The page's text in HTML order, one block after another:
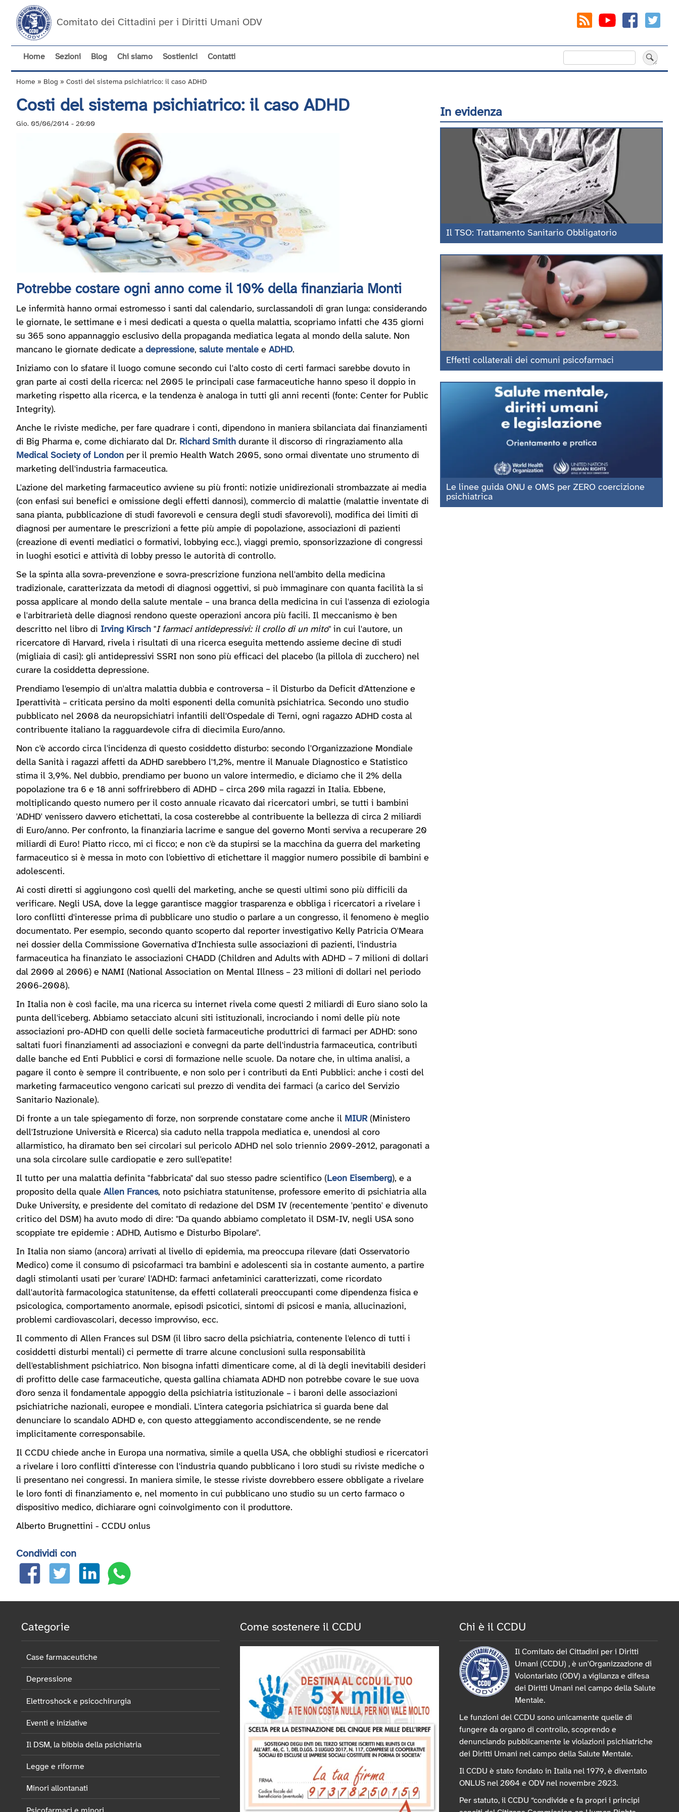
contenuto
principale
Comitato dei Cittadini per i Diritti Umani ODV
Navigazione
principale
Home Sezioni Blog Chi siamo Sostienici Contatti
Briciole
di
pane
Home Blog Costi del sistema psichiatrico: il caso ADHD
Costi del sistema psichiatrico: il caso ADHD
Gio. 05/06/2014 - 20:00
Potrebbe costare ogni anno come il 10% della finanziaria Monti
Le infermità hanno ormai estromesso i santi dal calendario, surclassandoli di gran lunga: considerando
le giornate, le settimane e i mesi dedicati a questa o quella malattia, scopriamo infatti che 435 giorni
su 365 sono appannaggio esclusivo della propaganda mediatica legata al mondo della salute. Non
mancano le giornate dedicate a depressione, salute mentale e ADHD.
Iniziamo con lo sfatare il luogo comune secondo cui l'alto costo di certi farmaci sarebbe dovuto in
gran parte ai costi della ricerca: nel 2005 le principali case farmaceutiche hanno speso il doppio in
marketing rispetto alla ricerca, e la tendenza è analoga in tutti gli anni recenti (fonte: Center for Public
Integrity).
Anche le riviste mediche, per fare quadrare i conti, dipendono in maniera sbilanciata dai finanziamenti
di Big Pharma e, come dichiarato dal Dr. Richard Smith durante il discorso di ringraziamento alla
Medical Society of London per il premio Health Watch 2005, sono ormai diventate uno strumento di
marketing dell'industria farmaceutica.
L'azione del marketing farmaceutico avviene su più fronti: notizie unidirezionali strombazzate ai media
(con enfasi sui benefici e omissione degli effetti dannosi), commercio di malattie (malattie inventate di
sana pianta, pubblicazione di studi favorevoli e censura degli studi sfavorevoli), modifica dei limiti di
diagnosi per aumentare le prescrizioni a fette più ampie di popolazione, associazioni di pazienti
(creazione di eventi mediatici o formativi, lobbying ecc.), viaggi premio, sponsorizzazione di congressi
in luoghi esotici e attività di lobby presso le autorità di controllo.
Se la spinta alla sovra-prevenzione e sovra-prescrizione funziona nell'ambito della medicina
tradizionale, caratterizzata da metodi di diagnosi oggettivi, si può immaginare con quanta facilità la si
possa applicare al mondo della salute mentale – una branca della medicina in cui l'assenza di eziologia
e l'arbitrarietà delle diagnosi rendono queste operazioni ancora più facili. Il meccanismo è ben
descritto nel libro di Irving Kirsch "I farmaci antidepressivi: il crollo di un mito" in cui l'autore, un
ricercatore di Harvard, rivela i risultati di una ricerca eseguita mettendo assieme decine di studi
(migliaia di casi): gli antidepressivi SSRI non sono più efficaci del placebo (la pillola di zucchero) nel
curare la cosiddetta depressione.
Prendiamo l'esempio di un'altra malattia dubbia e controversa – il Disturbo da Deficit d'Attenzione e
Iperattività – criticata persino da molti esponenti della comunità psichiatrica. Secondo uno studio
pubblicato nel 2008 da neuropsichiatri infantili dell'Ospedale di Terni, ogni ragazzo ADHD costa al
contribuente italiano la ragguardevole cifra di diecimila Euro/anno.
Non c'è accordo circa l'incidenza di questo cosiddetto disturbo: secondo l'Organizzazione Mondiale
della Sanità i ragazzi affetti da ADHD sarebbero l'1,2%, mentre il Manuale Diagnostico e Statistico
stima il 3,9%. Nel dubbio, prendiamo per buono un valore intermedio, e diciamo che il 2% della
popolazione tra 6 e 18 anni soffrirebbero di ADHD – circa 200 mila ragazzi in Italia. Ebbene,
moltiplicando questo numero per il costo annuale ricavato dai ricercatori umbri, se tutti i bambini
'ADHD' venissero davvero etichettati, la cosa costerebbe al contribuente la bellezza di circa 2 miliardi
di Euro/anno. Per confronto, la finanziaria lacrime e sangue del governo Monti serviva a recuperare 20
miliardi di Euro! Piatto ricco, mi ci ficco; e non c'è da stupirsi se la macchina da guerra del marketing
farmaceutico si è messa in moto con l'obiettivo di etichettare il maggior numero possibile di bambini e
adolescenti.
Ai costi diretti si aggiungono così quelli del marketing, anche se questi ultimi sono più difficili da
verificare. Negli USA, dove la legge garantisce maggior trasparenza e obbliga i ricercatori a rivelare i
loro conflitti d'interesse prima di pubblicare uno studio o parlare a un congresso, il fenomeno è meglio
documentato. Per esempio, secondo quanto scoperto dal reporter investigativo Kelly Patricia O'Meara
nei dossier della Commissione Governativa d'Inchiesta sulle associazioni di pazienti, l'industria
farmaceutica ha finanziato le associazioni CHADD (Children and Adults with ADHD – 7 milioni di dollari
dal 2000 al 2006) e NAMI (National Association on Mental Illness – 23 milioni di dollari nel periodo
2006-2008).
In Italia non è così facile, ma una ricerca su internet rivela come questi 2 miliardi di Euro siano solo la
punta dell'iceberg. Abbiamo setacciato alcuni siti istituzionali, incrociando i nomi delle più note
associazioni pro-ADHD con quelli delle società farmaceutiche produttrici di farmaci per ADHD: sono
saltati fuori finanziamenti ad associazioni e convegni da parte dell'industria farmaceutica, contributi
dalle banche ed Enti Pubblici e corsi di formazione nelle scuole. Da notare che, in ultima analisi, a
pagare il conto è sempre il contribuente, e non solo per i contributi da Enti Pubblici: anche i costi del
marketing farmaceutico vengono caricati sul prezzo di vendita dei farmaci (a carico del Servizio
Sanitario Nazionale).
Di fronte a un tale spiegamento di forze, non sorprende constatare come anche il MIUR(Ministero
dell'Istruzione Università e Ricerca) sia caduto nella trappola mediatica e, unendosi al coro
allarmistico, ha diramato ben sei circolari sul pericolo ADHD nel solo triennio 2009-2012, paragonati a
una sola circolare sulle cardiopatie e zero sull'epatite!
Il tutto per una malattia definita "fabbricata" dal suo stesso padre scientifico (Leon Eisemberg), e a
proposito della quale Allen Frances, noto psichiatra statunitense, professore emerito di psichiatria alla
Duke University, e presidente del comitato di redazione del DSM IV (recentemente 'pentito' e divenuto
critico del DSM) ha avuto modo di dire: "Da quando abbiamo completato il DSM-IV, negli USA sono
scoppiate tre epidemie : ADHD, Autismo e Disturbo Bipolare".
In Italia non siamo (ancora) arrivati al livello di epidemia, ma preoccupa rilevare (dati Osservatorio
Medico) come il consumo di psicofarmaci tra bambini e adolescenti sia in costante aumento, a partire
dagli stimolanti usati per 'curare' l'ADHD: farmaci anfetaminici caratterizzati, come ricordato
dall'autorità farmacologica statunitense, da effetti collaterali preoccupanti come dipendenza fisica e
psicologica, comportamento anormale, episodi psicotici, sintomi di psicosi e mania, allucinazioni,
problemi cardiovascolari, decesso improvviso, ecc.
Il commento di Allen Frances sul DSM (il libro sacro della psichiatria, contenente l'elenco di tutti i
cosiddetti disturbi mentali) ci permette di trarre alcune conclusioni sulla responsabilità
dell'establishment psichiatrico. Non bisogna infatti dimenticare come, al di là degli inevitabili desideri
di profitto delle case farmaceutiche, questa gallina chiamata ADHD non potrebbe covare le sue uova
d'oro senza il fondamentale appoggio della psichiatria istituzionale – i baroni delle associazioni
psichiatriche nazionali, europee e mondiali. L'intera categoria psichiatrica si guarda bene dal
denunciare lo scandalo ADHD e, con questo atteggiamento accondiscendente, se ne rende
implicitamente corresponsabile.
Il CCDU chiede anche in Europa una normativa, simile a quella USA, che obblighi studiosi e ricercatori
a rivelare i loro conflitti d'interesse con l'industria quando pubblicano i loro studi su riviste mediche o
li presentano nei congressi. In maniera simile, le stesse riviste dovrebbero essere obbligate a rivelare
le loro fonti di finanziamento e, nel momento in cui pubblicano uno studio su un certo farmaco o
dispositivo medico, dichiarare ogni coinvolgimento con il produttore.
Alberto Brugnettini - CCDU onlus
Condividi con
In evidenza
Il TSO: Trattamento Sanitario Obbligatorio
Effetti collaterali dei comuni psicofarmaci
Le linee guida ONU e OMS per ZERO coercizione
psichiatrica
Categorie
Case farmaceutiche
Depressione
Elettroshock e psicochirurgia
Eventi e iniziative
Il DSM, la bibbia della psichiatria
Legge e riforme
Minori allontanati
Come sostenere il CCDU Chi è il CCDU
Il Comitato dei Cittadini per i Diritti
Umani (CCDU) , è un'Organizzazione di
Volontariato (ODV) a vigilanza e difesa
dei Diritti Umani nel campo della Salute
Mentale.
Le funzioni del CCDU sono unicamente quelle di
fungere da organo di controllo, scoprendo e
denunciando pubblicamente le violazioni psichiatriche
dei Diritti Umani nel campo della Salute Mentale.
Il CCDU è stato fondato in Italia nel 1979, è diventato
ONLUS nel 2004 e ODV nel novembre 2023.
Per statuto, il CCDU “condivide e fa propri i principi